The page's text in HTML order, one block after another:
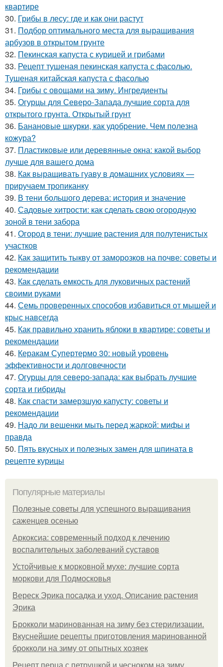
квартире
30. Грибы в лесу: где и как они растут
31. Подбор оптимального места для выращивания
арбузов в открытом грунте
32. Пекинская капуста с курицей и грибами
33. Рецепт тушеная пекинская капуста с фасолью.
Тушеная китайская капуста с фасолью
34. Грибы с овощами на зиму. Ингредиенты
35. Огурцы для Северо-Запада лучшие сорта для
открытого грунта. Открытый грунт
36. Банановые шкурки, как удобрение. Чем полезна
кожура?
37. Пластиковые или деревянные окна: какой выбор
лучше для вашего дома
38. Как выращивать гуаву в домашних условиях —
приручаем тропиканку
39. В тени большого дерева: история и значение
40. Садовые хитрости: как сделать свою огородную
зоной в тени забора
41. Огород в тени: лучшие растения для полутенистых
участков
42. Как защитить тыкву от заморозков на почве: советы и
рекомендации
43. Как сделать емкость для луковичных растений
своими руками
44. Семь проверенных способов избавиться от мышей и
крыс навсегда
45. Как правильно хранить яблоки в квартире: советы и
рекомендации
46. Керакам Супертермо 30: новый уровень
эффективности и долговечности
47. Огурцы для северо-запада: как выбрать лучшие
сорта и гибриды
48. Как спасти замерзшую капусту: советы и
рекомендации
49. Надо ли вешенки мыть перед жаркой: мифы и
правда
50. Пять вкусных и полезных замен для шпината в
рецепте курицы
Популярные материалы
Полезные советы для успешного выращивания
саженцев осенью
Аркоксиа: современный подход к лечению
воспалительных заболеваний суставов
Устойчивые к морковной мухе: лучшие сорта
моркови для Подмосковья
Вереск Эрика посадка и уход. Описание растения
Эрика
Брокколи маринованная на зиму без стерилизации.
Вкуснейшие рецепты приготовления маринованной
брокколи на зиму от опытных хозяек
Рецепт перца с петрушкой и чесноком на зиму.